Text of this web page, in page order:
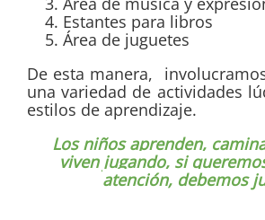
Estantes para libros
Área de juguetes
De esta manera,
una variedad de actividades
estilos de aprendizaje.
Los niños aprenden,
viven jugando, si
atención, debemos